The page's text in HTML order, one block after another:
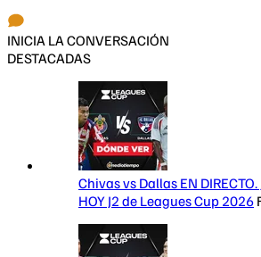
INICIA LA CONVERSACIÓN
DESTACADAS
Chivas vs Dallas EN DIRECTO.
HOY J2 de Leagues Cup 2026